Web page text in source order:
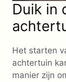
Duik in
Het starten
achtertuin
manier zijn